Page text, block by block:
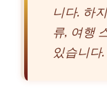
니다. 하
류, 여행
있습니다.